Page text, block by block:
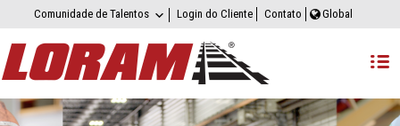
Comunidade de Talentos Login do Cliente Contato Global